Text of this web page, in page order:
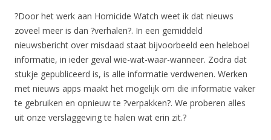
?Door het werk aan Homicide Watch weet ik dat nieuws
zoveel meer is dan ?verhalen?. In een gemiddeld
nieuwsbericht over misdaad staat bijvoorbeeld een heleboel
informatie, in ieder geval wie-wat-waar-wanneer. Zodra dat
stukje gepubliceerd is, is alle informatie verdwenen. Werken
met nieuws apps maakt het mogelijk om die informatie vaker
te gebruiken en opnieuw te ?verpakken?. We proberen alles
uit onze verslaggeving te halen wat erin zit.?